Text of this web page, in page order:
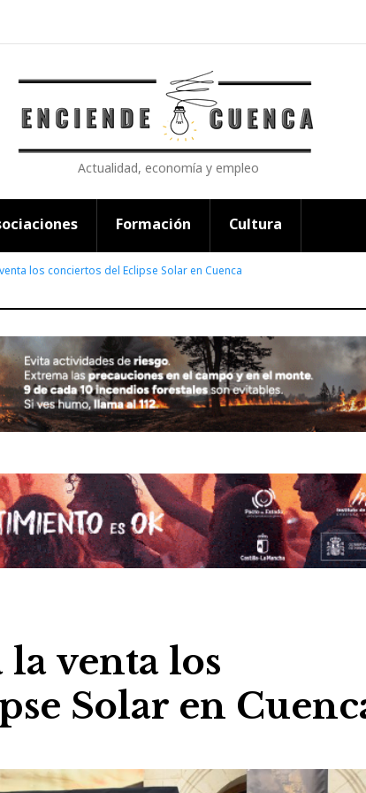
Actualidad, economía y empleo
Formación Cultura
los conciertos del Eclipse Solar en Cuenca
la venta los
Solar en